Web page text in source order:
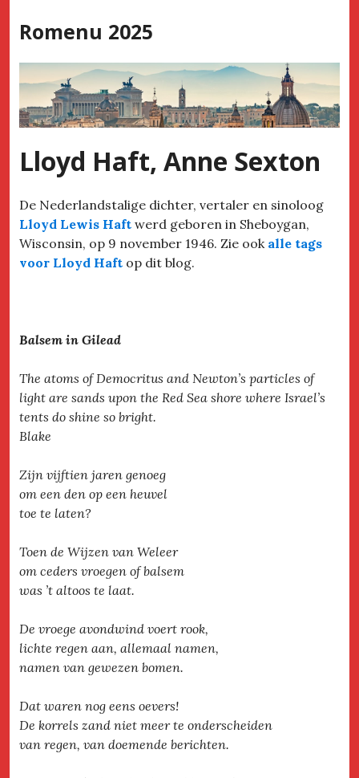
to
Romenu 2025
Lloyd Haft, Anne Sexton
De Nederlandstalige dichter, vertaler en sinoloog
Lloyd Lewis Haft werd geboren in Sheboygan,
Wisconsin, op 9 november 1946. Zie ook alle tags
voor Lloyd Haft op dit blog.
Balsem in Gilead
The atoms of Democritus and Newton’s particles of
light are sands upon the Red Sea shore where Israel’s
tents do shine so bright.
Blake
Zijn vijftien jaren genoeg
om een den op een heuvel
toe te laten?
Toen de Wijzen van Weleer
om ceders vroegen of balsem
was ’t altoos te laat.
De vroege avondwind voert rook,
lichte regen aan, allemaal namen,
namen van gewezen bomen.
Dat waren nog eens oevers!
De korrels zand niet meer te onderscheiden
van regen, van doemende berichten.